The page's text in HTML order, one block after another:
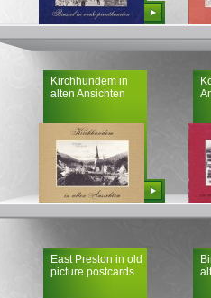
Bestellen
Kirchhundem in
alten Ansichten
Bestellen
East Preston in old
picture postcards